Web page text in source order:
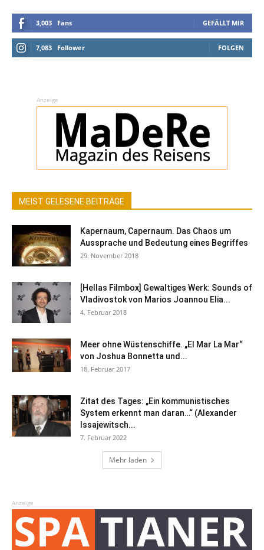
3,003 Fans GEFÄLLT MIR
7,083 Follower FOLGEN
Anzeige
MEIST GELESENE BEITRÄGE
Kapernaum, Capernaum. Das Chaos um
Aussprache und Bedeutung eines Begriffes
29. November 2018
[Hellas Filmbox] Gewaltiges Werk: Sounds of
Vladivostok von Marios Joannou Elia...
4. Februar 2018
Meer ohne Wüstenschiffe. „El Mar La Mar“
von Joshua Bonnetta und...
18. Februar 2017
Zitat des Tages: „Ein kommunistisches
System erkennt man daran…“ (Alexander
Issajewitsch...
7. Februar 2022
Mehr laden
Anzeige